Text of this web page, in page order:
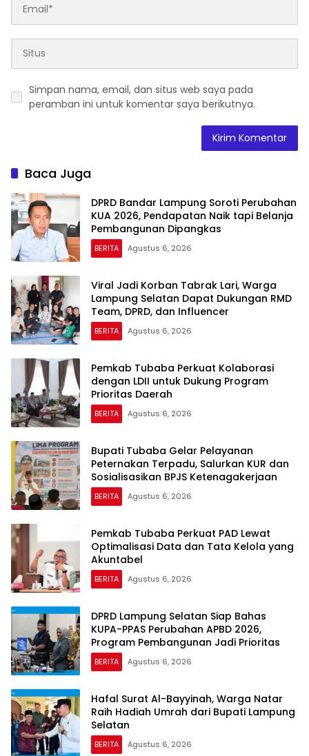
Simpan nama, email, dan situs web saya pada
peramban ini untuk komentar saya berikutnya.
Baca Juga
DPRD Bandar Lampung Soroti Perubahan
KUA 2026, Pendapatan Naik tapi Belanja
Pembangunan Dipangkas
BERITA Agustus 6, 2026
Viral Jadi Korban Tabrak Lari, Warga
Lampung Selatan Dapat Dukungan RMD
Team, DPRD, dan Influencer
BERITA Agustus 6, 2026
Pemkab Tubaba Perkuat Kolaborasi
dengan LDII untuk Dukung Program
Prioritas Daerah
BERITA Agustus 6, 2026
Bupati Tubaba Gelar Pelayanan
Peternakan Terpadu, Salurkan KUR dan
Sosialisasikan BPJS Ketenagakerjaan
BERITA Agustus 6, 2026
Pemkab Tubaba Perkuat PAD Lewat
Optimalisasi Data dan Tata Kelola yang
Akuntabel
BERITA Agustus 6, 2026
DPRD Lampung Selatan Siap Bahas
KUPA-PPAS Perubahan APBD 2026,
Program Pembangunan Jadi Prioritas
BERITA Agustus 6, 2026
Hafal Surat Al-Bayyinah, Warga Natar
Raih Hadiah Umrah dari Bupati Lampung
Selatan
BERITA Agustus 6, 2026